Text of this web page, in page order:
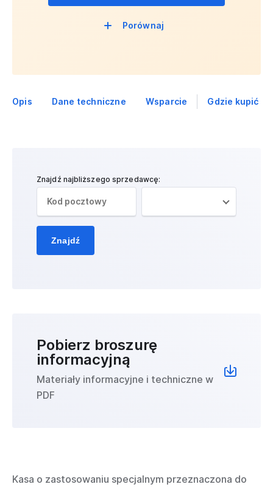
Porównaj
Opis Dane techniczne Wsparcie Gdzie kupić
Znajdź najbliższego sprzedawcę:
Znajdź
Pobierz broszurę
informacyjną
Materiały informacyjne i techniczne w
PDF
Kasa o zastosowaniu specjalnym przeznaczona do